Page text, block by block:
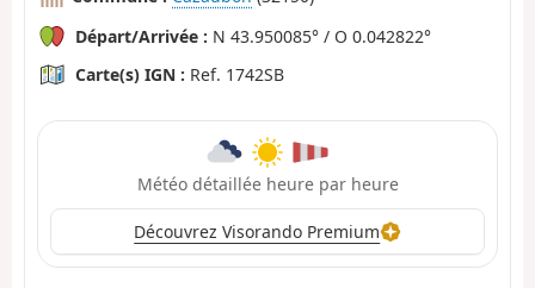
Départ/Arrivée : N 43.950085° / O 0.042822°
Carte(s) IGN : Ref. 1742SB
Météo détaillée heure par heure
Découvrez Visorando Premium